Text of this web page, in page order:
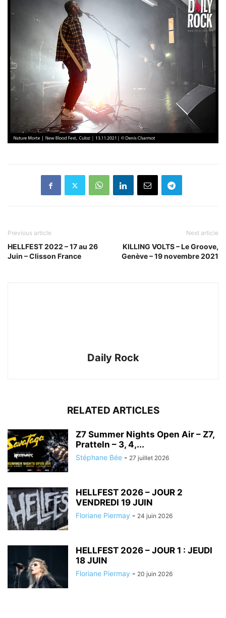
Previous article
HELLFEST 2022 – 17 au 26
Juin – Clisson France
Next article
KILLING VOLTS – Le Groove,
Genève – 19 novembre 2021
Daily Rock
RELATED ARTICLES
Z7 Summer Nights Open Air – Z7,
Pratteln – 3, 4,...
Stéphane Bée - 27 juillet 2026
HELLFEST 2026 – JOUR 2
VENDREDI 19 JUIN
Floriane Piermay - 24 juin 2026
HELLFEST 2026 – JOUR 1 : JEUDI
18 JUIN
Floriane Piermay - 20 juin 2026